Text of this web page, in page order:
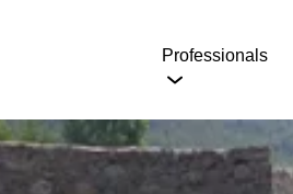
Professionals